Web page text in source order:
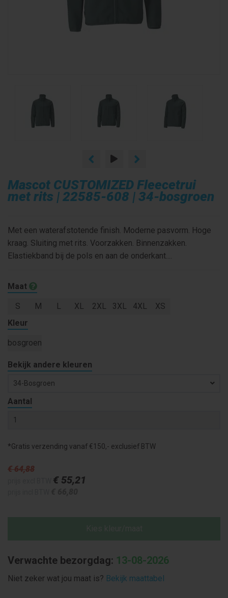
Mascot CUSTOMIZED Fleecetrui
met rits | 22585-608 | 34-bosgroen
Met een waterafstotende finish. Moderne pasvorm. Hoge
kraag. Sluiting met rits. Voorzakken. Binnenzakken.
Elastiekband bij de pols en aan de onderkant....
Maat
S M L XL 2XL 3XL 4XL
XS
Kleur
bosgroen
Bekijk andere kleuren
34-Bosgroen
Aantal
*Gratis verzending vanaf €150,- exclusief BTW
€ 64,88
€ 55,21
Verwachte bezorgdag: 13-08-2026
Niet zeker wat jou maat is? Bekijk maattabel